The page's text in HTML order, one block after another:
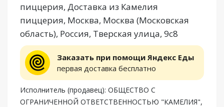
пиццерия, Доставка из Камелия
пиццерия, Москва, Москва (Московская
область), Россия, Тверская улица, 9с8
Заказать при помощи Яндекс Еды
первая доставка бесплатно
Исполнитель (продавец): ОБЩЕСТВО С
ОГРАНИЧЕННОЙ ОТВЕТСТВЕННОСТЬЮ "КАМЕЛИЯ",